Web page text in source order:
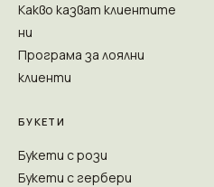
Какво казват клиентите
ни
Програма за лоялни
клиенти
БУКЕТИ
Букети с рози
Букети с гербери